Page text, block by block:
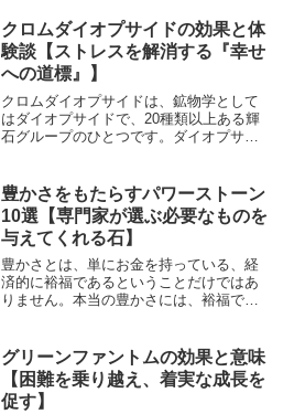
クロムダイオプサイドの効果と体
験談【ストレスを解消する『幸せ
への道標』】
クロムダイオプサイドは、鉱物学として
はダイオプサイドで、20種類以上ある輝
石グループのひとつです。ダイオプサイ
ムが入り込んだものは緑色に発色し、こ
れがクロムダイオプサイ...
豊かさをもたらすパワーストーン
10選【専門家が選ぶ必要なものを
与えてくれる石】
豊かさとは、単にお金を持っている、経
済的に裕福であるということだけではあ
りません。本当の豊かさには、裕福であ
ゆるものの源とつながり、そこからたえ
ず力が溢れてくるという状...
グリーンファントムの効果と意味
【困難を乗り越え、着実な成長を
促す】